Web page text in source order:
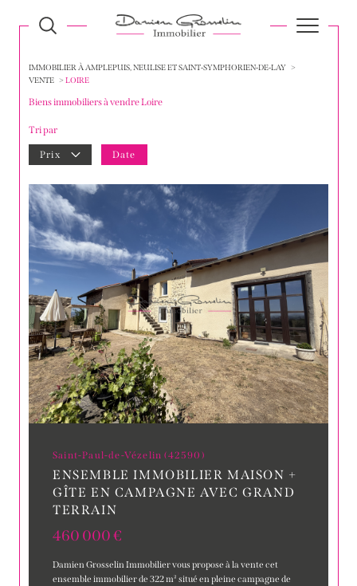
IMMOBILIER À AMPLEPUIS, NEULISE ET SAINT-SYMPHORIEN-DE-LAY
VENTE
LOIRE
Biens immobiliers à vendre Loire
Tri par
Prix Date
Saint-Paul-de-Vézelin (42590)
ENSEMBLE IMMOBILIER MAISON +
GÎTE EN CAMPAGNE AVEC GRAND
TERRAIN
460 000 €
Damien Grosselin Immobilier vous propose à la vente cet
ensemble immobilier de 322 m² situé en pleine campagne de